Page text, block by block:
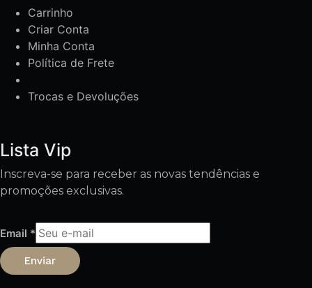
Carrinho
Criar Conta
Minha Conta
Política de Frete
Trocas e Devoluções
Lista Vip
Inscreva-se para receber as novas tendências e
promoções exclusivas.
Email *
Enviar